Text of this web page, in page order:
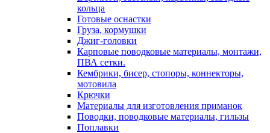
кольца
Готовые оснастки
Груза, кормушки
Джиг-головки
Карповые поводковые материалы, монтажи,
ПВА сетки.
Кембрики, бисер, стопоры, коннекторы,
мотовила
Крючки
Материалы для изготовления приманок
Поводки, поводковые материалы, гильзы
Поплавки